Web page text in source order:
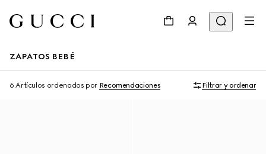
ZAPATOS BEBÉ
6 Artículos ordenados por Recomendaciones Filtrar y ordenar